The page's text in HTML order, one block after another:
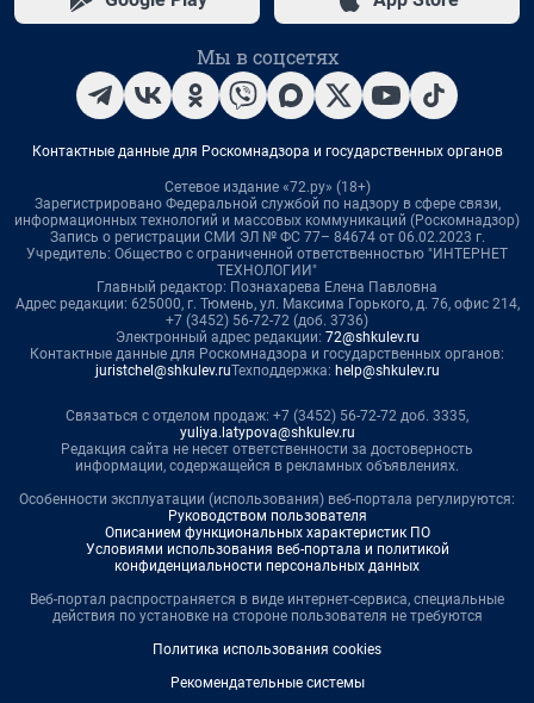
Мы в соцсетях
Контактные данные для Роскомнадзора и государственных органов
Сетевое издание «72.ру» (18+)
Зарегистрировано Федеральной службой по надзору в сфере связи,
информационных технологий и массовых коммуникаций (Роскомнадзор)
Запись о регистрации СМИ ЭЛ № ФС 77– 84674 от 06.02.2023 г.
Учредитель: Общество с ограниченной ответственностью "ИНТЕРНЕТ
ТЕХНОЛОГИИ"
Главный редактор: Познахарева Елена Павловна
Адрес редакции: 625000, г. Тюмень, ул. Максима Горького, д. 76, офис 214,
+7 (3452) 56-72-72 (доб. 3736)
Электронный адрес редакции: 72@shkulev.ru
Контактные данные для Роскомнадзора и государственных органов:
juristchel@shkulev.ruТехподдержка: help@shkulev.ru
Связаться с отделом продаж: +7 (3452) 56-72-72 доб. 3335,
yuliya.latypova@shkulev.ru
Редакция сайта не несет ответственности за достоверность
информации, содержащейся в рекламных объявлениях.
Особенности эксплуатации (использования) веб-портала регулируются:
Руководством пользователя
Описанием функциональных характеристик ПО
Условиями использования веб-портала и политикой
конфиденциальности персональных данных
Веб-портал распространяется в виде интернет-сервиса, специальные
действия по установке на стороне пользователя не требуются
Политика использования cookies
Рекомендательные системы